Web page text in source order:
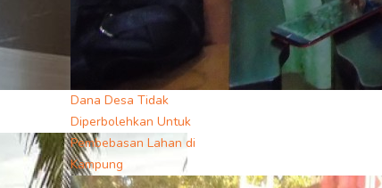
Dana Desa Tidak
Diperbolehkan Untuk
Pembebasan Lahan di
Kampung